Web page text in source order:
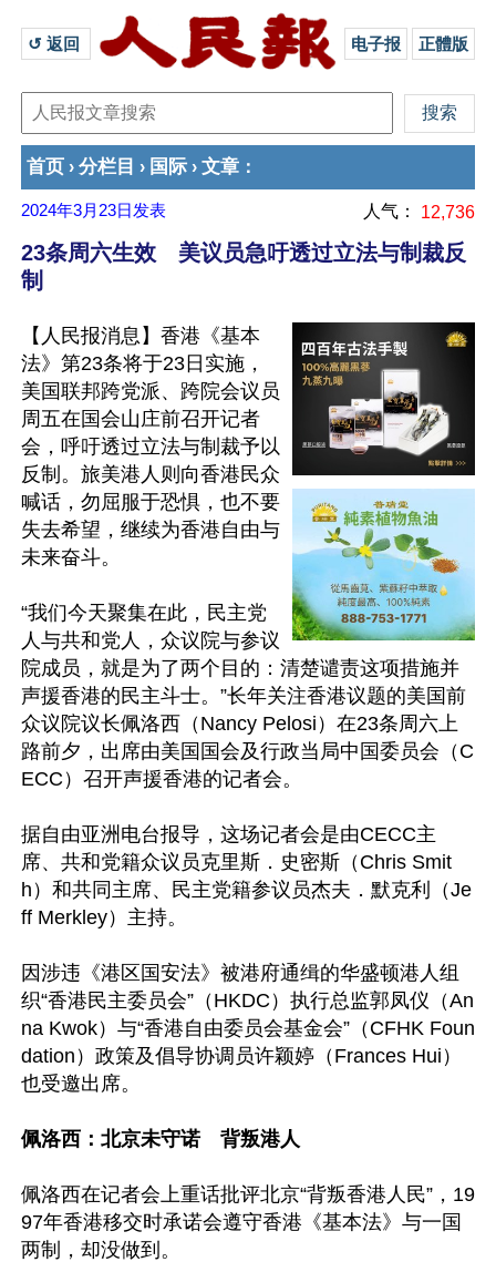
↺ 返回 电子报 正體版
首页 › 分栏目 › 国际 › 文章 ：
2024年3月23日 发表 人气： 12,736
23条周六生效 美议员急吁透过立法与制裁反
制
【人民报消息】香港《基本
法》第23条将于23日实施，
美国联邦跨党派、跨院会议员
周五在国会山庄前召开记者
会，呼吁透过立法与制裁予以
反制。旅美港人则向香港民众
喊话，勿屈服于恐惧，也不要
失去希望，继续为香港自由与
未来奋斗。
“我们今天聚集在此，民主党
人与共和党人，众议院与参议
院成员，就是为了两个目的：清楚谴责这项措施并
声援香港的民主斗士。”长年关注香港议题的美国前
众议院议长佩洛西（Nancy Pelosi）在23条周六上
路前夕，出席由美国国会及行政当局中国委员会（C
ECC）召开声援香港的记者会。
据自由亚洲电台报导，这场记者会是由CECC主
席、共和党籍众议员克里斯．史密斯（Chris Smit
h）和共同主席、民主党籍参议员杰夫．默克利（Je
ff Merkley）主持。
因涉违《港区国安法》被港府通缉的华盛顿港人组
织“香港民主委员会”（HKDC）执行总监郭凤仪（An
na Kwok）与“香港自由委员会基金会”（CFHK Foun
dation）政策及倡导协调员许颖婷（Frances Hui）
也受邀出席。
佩洛西：北京未守诺　背叛港人
佩洛西在记者会上重话批评北京“背叛香港人民”，19
97年香港移交时承诺会遵守香港《基本法》与一国
两制，却没做到。